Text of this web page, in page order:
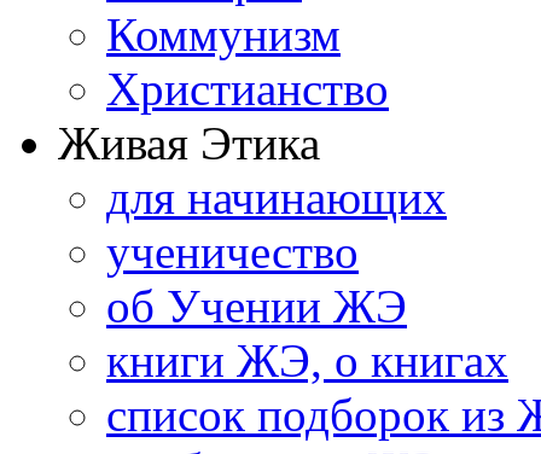
Коммунизм
Христианство
Живая Этика
для начинающих
ученичество
об Учении ЖЭ
книги ЖЭ, о книгах
список подборок из